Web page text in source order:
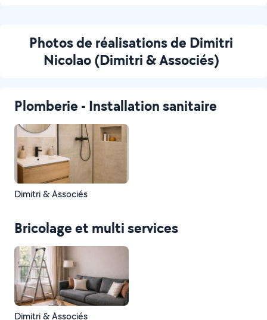
Photos de réalisations de Dimitri
Nicolao (Dimitri & Associés)
Plomberie - Installation sanitaire
Dimitri & Associés
Bricolage et multi services
Dimitri & Associés